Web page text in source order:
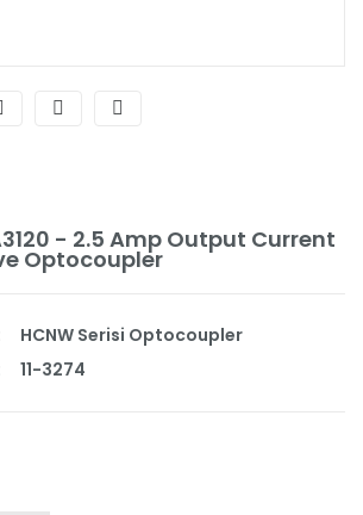
- 2.5 Amp Output Current
Optocoupler
HCNW Serisi Optocoupler
11-3274